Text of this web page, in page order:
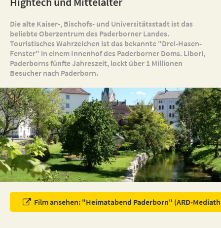
Die alte Kaiser-, Bischofs- und Universitätsstadt ist das
beliebte Oberzentrum des Paderborner Landes.
Touristisches Wahrzeichen ist das bekannte "Drei-Hasen-
Fenster" in einem Innenhof des Paderborner Doms. Libori,
Paderborns fünfte Jahreszeit, lockt über 1 Millionen
Besucher nach Paderborn.
Film ansehen: "Heimatabend Paderborn" (ARD-